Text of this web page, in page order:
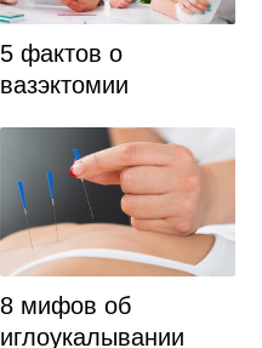
5 фактов о
вазэктомии
8 мифов об
иглоукалывании